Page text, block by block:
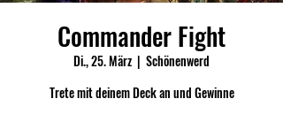
Commander Fight
Di., 25. März
  |
Schönenwerd
Trete mit deinem Deck an und Gewinne